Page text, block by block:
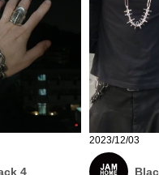
4
2023/12/03